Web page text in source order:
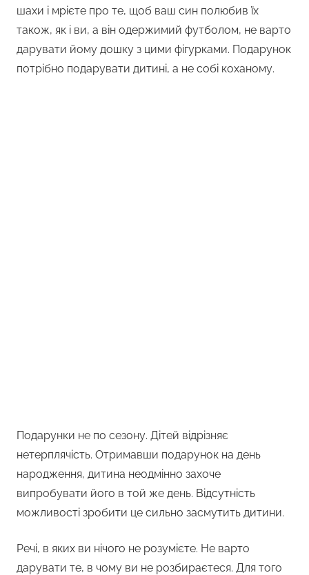
шахи і мрієте про те, щоб ваш син полюбив їх
також, як і ви, а він одержимий футболом, не варто
дарувати йому дошку з цими фігурками. Подарунок
потрібно подарувати дитині, а не собі коханому.
Подарунки не по сезону. Дітей відрізняє
нетерплячість. Отримавши подарунок на день
народження, дитина неодмінно захоче
випробувати його в той же день. Відсутність
можливості зробити це сильно засмутить дитини.
Речі, в яких ви нічого не розумієте. Не варто
дарувати те, в чому ви не розбираєтеся. Для того